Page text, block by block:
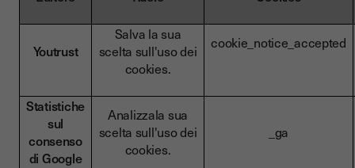
Youtrust
Salva la sua
scelta sull'uso dei
cookies.
cookie_notice_accepted
Statistiche
sul
consenso
di Google
Analizzala sua
scelta sull'uso dei
cookies.
_ga